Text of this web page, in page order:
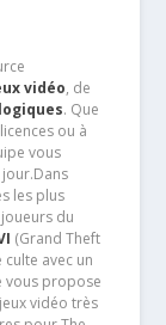
vidéo, de
. Que
ou à
vous
les plus
du
(Grand Theft
avec un
vous propose
vidéo très